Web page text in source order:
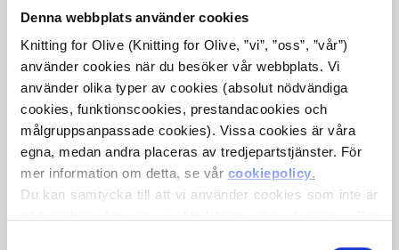
Denna webbplats använder cookies
Knitting for Olive (Knitting for Olive, ”vi”, ”oss”, ”vår”)
använder cookies när du besöker vår webbplats. Vi
använder olika typer av cookies (absolut nödvändiga
cookies, funktionscookies, prestandacookies och
målgruppsanpassade cookies). Vissa cookies är våra
egna, medan andra placeras av tredjepartstjänster. För
mer information om detta, se vår cookiepolicy.
Du kan samtycka till att vi använder cookies som inte är
250m | fingerfärgsvikt
28 m och 38 varv = 10 cm
Handtvättas i kallt vatten, torktumlas plant
50g
UTFORSKA VÅRA GARNER